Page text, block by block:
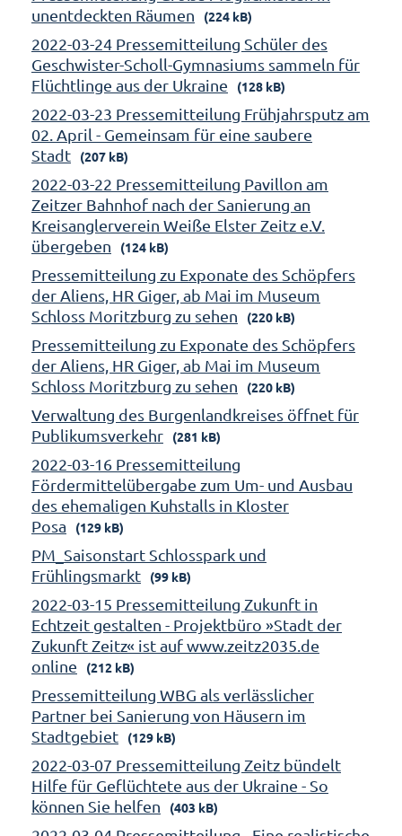
unentdeckten Räumen
(224 kB)
2022-03-24 Pressemitteilung Schüler des
Geschwister-Scholl-Gymnasiums sammeln für
Flüchtlinge aus der Ukraine
(128 kB)
2022-03-23 Pressemitteilung Frühjahrsputz am
02. April - Gemeinsam für eine saubere
Stadt
(207 kB)
2022-03-22 Pressemitteilung Pavillon am
Zeitzer Bahnhof nach der Sanierung an
Kreisanglerverein Weiße Elster Zeitz e.V.
übergeben
(124 kB)
Pressemitteilung zu Exponate des Schöpfers
der Aliens, HR Giger, ab Mai im Museum
Schloss Moritzburg zu sehen
(220 kB)
Pressemitteilung zu Exponate des Schöpfers
der Aliens, HR Giger, ab Mai im Museum
Schloss Moritzburg zu sehen
(220 kB)
Verwaltung des Burgenlandkreises öffnet für
Publikumsverkehr
(281 kB)
2022-03-16 Pressemitteilung
Fördermittelübergabe zum Um- und Ausbau
des ehemaligen Kuhstalls in Kloster
Posa
(129 kB)
PM_Saisonstart Schlosspark und
Frühlingsmarkt
(99 kB)
2022-03-15 Pressemitteilung Zukunft in
Echtzeit gestalten - Projektbüro »Stadt der
Zukunft Zeitz« ist auf www.zeitz2035.de
online
(212 kB)
Pressemitteilung WBG als verlässlicher
Partner bei Sanierung von Häusern im
Stadtgebiet
(129 kB)
2022-03-07 Pressemitteilung Zeitz bündelt
Hilfe für Geflüchtete aus der Ukraine - So
können Sie helfen
(403 kB)